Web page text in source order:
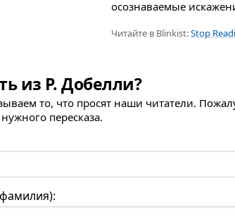
осознаваемые
Читайте в Blinkist:Stop
из Р. Добелли?
то, что просят наши читатели.
пересказа.